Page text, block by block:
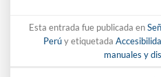
Esta entrada fue publicada en
Perúy etiquetada
manuales y